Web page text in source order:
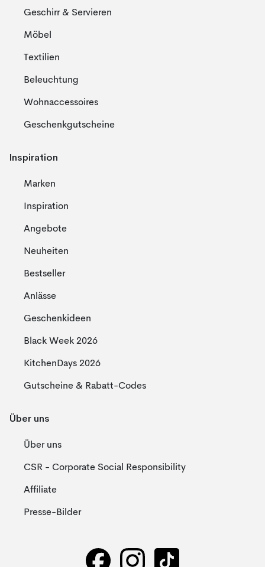
Geschirr & Servieren
Möbel
Textilien
Beleuchtung
Wohnaccessoires
Geschenkgutscheine
Inspiration
Marken
Inspiration
Angebote
Neuheiten
Bestseller
Anlässe
Geschenkideen
Black Week 2026
KitchenDays 2026
Gutscheine & Rabatt-Codes
Über uns
Über uns
CSR - Corporate Social Responsibility
Affiliate
Presse-Bilder